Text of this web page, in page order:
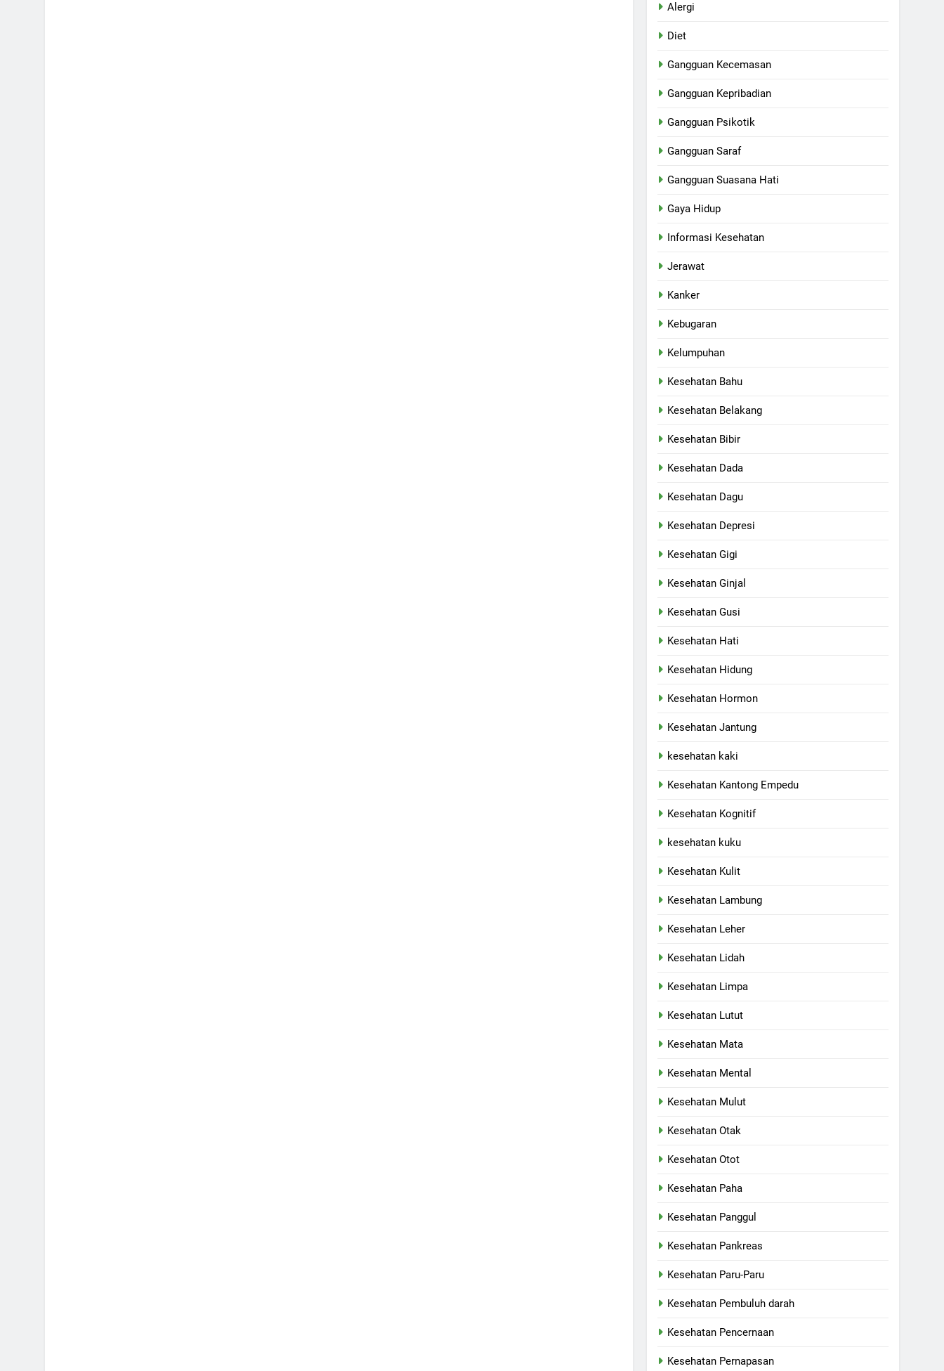
Alergi
Diet
Gangguan Kecemasan
Gangguan Kepribadian
Gangguan Psikotik
Gangguan Saraf
Gangguan Suasana Hati
Gaya Hidup
Informasi Kesehatan
Jerawat
Kanker
Kebugaran
Kelumpuhan
Kesehatan Bahu
Kesehatan Belakang
Kesehatan Bibir
Kesehatan Dada
Kesehatan Dagu
Kesehatan Depresi
Kesehatan Gigi
Kesehatan Ginjal
Kesehatan Gusi
Kesehatan Hati
Kesehatan Hidung
Kesehatan Hormon
Kesehatan Jantung
kesehatan kaki
Kesehatan Kantong Empedu
Kesehatan Kognitif
kesehatan kuku
Kesehatan Kulit
Kesehatan Lambung
Kesehatan Leher
Kesehatan Lidah
Kesehatan Limpa
Kesehatan Lutut
Kesehatan Mata
Kesehatan Mental
Kesehatan Mulut
Kesehatan Otak
Kesehatan Otot
Kesehatan Paha
Kesehatan Panggul
Kesehatan Pankreas
Kesehatan Paru-Paru
Kesehatan Pembuluh darah
Kesehatan Pencernaan
Kesehatan Pernapasan